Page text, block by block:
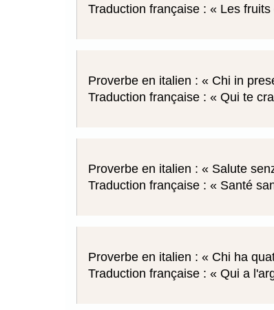
Traduction française :
Les
Proverbe en italien :
Chi in
Traduction française :
Qui te
Proverbe en italien :
Salute
Traduction française :
Santé
Proverbe en italien :
Chi ha
Traduction française :
Qui a